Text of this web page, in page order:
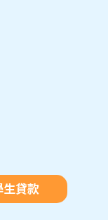
生貸款